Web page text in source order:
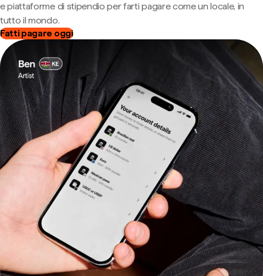
e piattaforme di stipendio per farti pagare come un locale, in
tutto il mondo.
Fatti pagare oggi